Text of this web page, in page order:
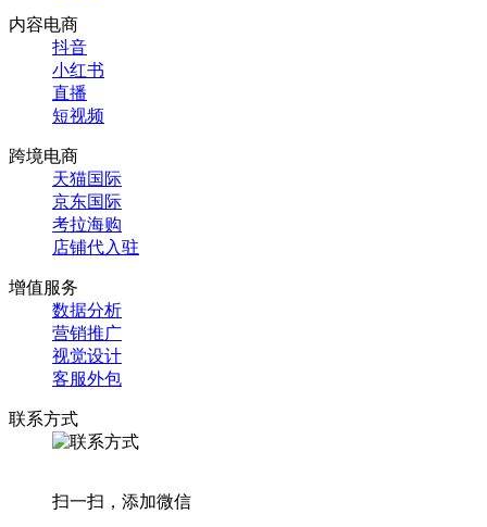
内容电商
抖音
小红书
直播
短视频
跨境电商
天猫国际
京东国际
考拉海购
店铺代入驻
增值服务
数据分析
营销推广
视觉设计
客服外包
联系方式
扫一扫，添加微信